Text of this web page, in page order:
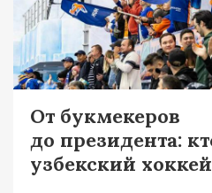
От букмекеров
до президента:
узбекский